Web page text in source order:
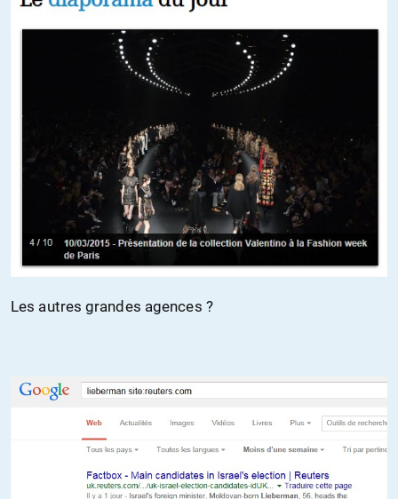
Les autres grandes agences ?